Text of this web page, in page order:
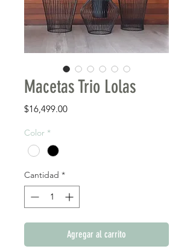
Macetas Trio Lolas
$16,499.00Precio
Color *
Cantidad *
Agregar al carrito